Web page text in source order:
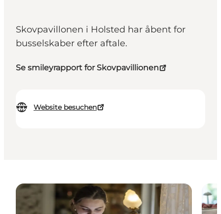
Skovpavillonen i Holsted har åbent for
busselskaber efter aftale.
Se smileyrapport for Skovpavillionen
Website besuchen